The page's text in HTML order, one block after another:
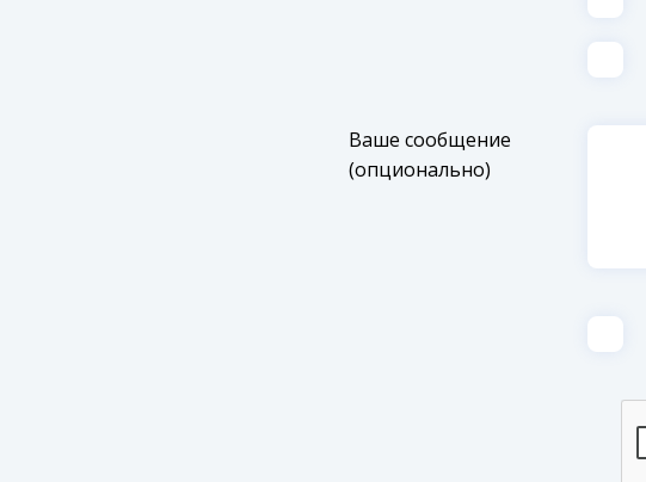
Ваше сообщение
(опционально)